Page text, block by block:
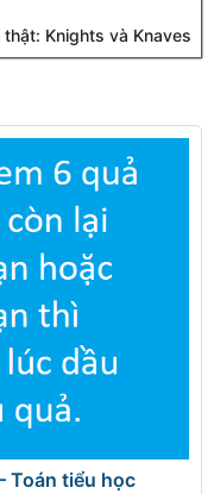
thật: Knights và Knaves
Toán tiểu học